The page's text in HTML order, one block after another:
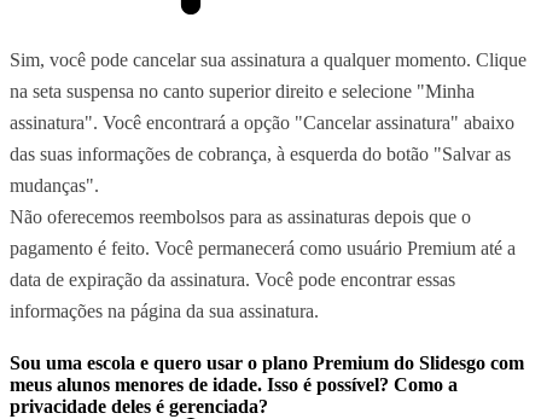
Sim, você pode cancelar sua assinatura a qualquer momento. Clique
na seta suspensa no canto superior direito e selecione "Minha
assinatura". Você encontrará a opção "Cancelar assinatura" abaixo
das suas informações de cobrança, à esquerda do botão "Salvar as
mudanças".
Não oferecemos reembolsos para as assinaturas depois que o
pagamento é feito. Você permanecerá como usuário Premium até a
data de expiração da assinatura. Você pode encontrar essas
informações na página da sua assinatura.
Sou uma escola e quero usar o plano Premium do Slidesgo com
meus alunos menores de idade. Isso é possível? Como a
privacidade deles é gerenciada?